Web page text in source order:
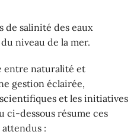
de salinité des eaux
niveau de la mer.
entre naturalité et
gestion éclairée,
et les initiatives
ci-dessous résume ces
: